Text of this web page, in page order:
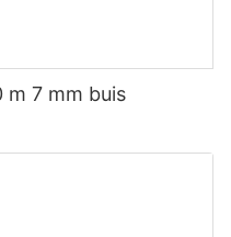
m 7 mm buis